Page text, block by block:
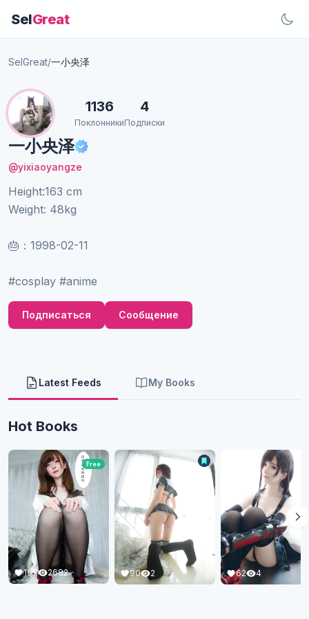
SelGreat
SelGreat/一小央泽
一小央泽
@yixiaoyangze
Height:163 cm
Weight: 48kg
🎂：1998-02-11
#cosplay #anime
1136
Поклонники
4
Подписки
Подписаться Сообщение
Latest Feeds My Books
Hot Books
167 2682
Free
90 2 62 4